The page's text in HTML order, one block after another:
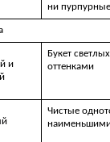
ни
и
Букет
оттенками
Чистые